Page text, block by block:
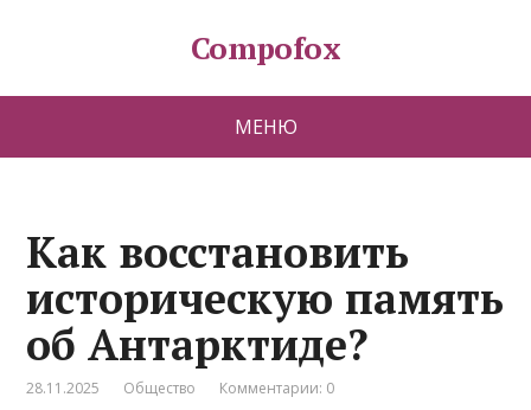
Compofox
МЕНЮ
Как восстановить
историческую память
об Антарктиде?
28.11.2025 Общество Комментарии: 0